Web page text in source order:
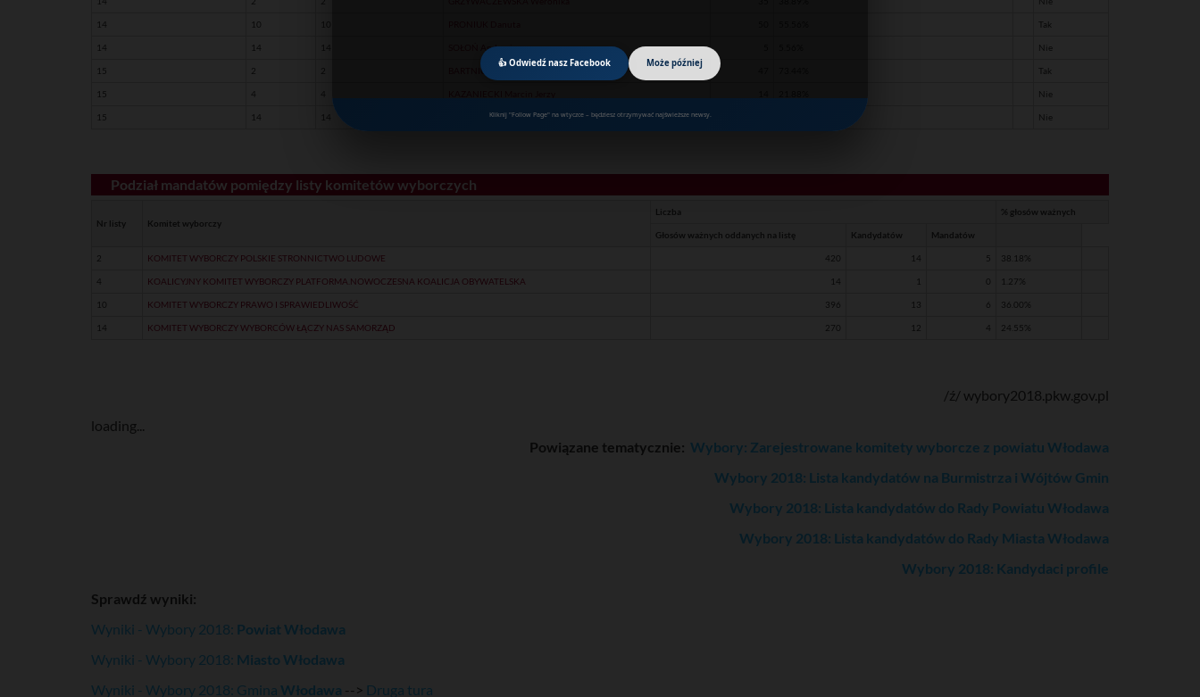
👍 Odwiedź nasz Facebook Może później
Kliknij "Follow Page" na wtyczce – będziesz otrzymywać najświeższe newsy.
14 10 Tak
14 14 SOŁOŃ Andrzej Nie
15 2 BARTNICKI Artur Tak
15 4 Nie
15 14 PASTUSZUK Józef Antoni Nie
Podział mandatów pomiędzy listy komitetów wyborczych
Nr listy Komitet wyborczy
Liczba % głosów ważnych
Głosów ważnych oddanych na listę Kandydatów Mandatów
2 KOMITET WYBORCZY POLSKIE STRONNICTWO LUDOWE 420 14 5 38.18%
4 KOALICYJNY KOMITET WYBORCZY PLATFORMA.NOWOCZESNA KOALICJA OBYWATELSKA 14 1 0 1.27%
10 KOMITET WYBORCZY PRAWO I SPRAWIEDLIWOŚĆ 396 13 6 36.00%
14 KOMITET WYBORCZY WYBORCÓW ŁĄCZY NAS SAMORZĄD 270 12 4 24.55%
/ź/ wybory2018.pkw.gov.pl
loading...
Powiązane tematycznie: Wybory: Zarejestrowane komitety wyborcze z powiatu Włodawa
Wybory 2018: Lista kandydatów na Burmistrza i Wójtów Gmin
Wybory 2018: Lista kandydatów do Rady Powiatu Włodawa
Wybory 2018: Lista kandydatów do Rady Miasta Włodawa
Wybory 2018: Kandydaci profile
Sprawdź wyniki:
Wyniki - Wybory 2018: Powiat Włodawa
Wyniki - Wybory 2018: Miasto Włodawa
Wyniki - Wybory 2018: Gmina Włodawa --> Druga tura